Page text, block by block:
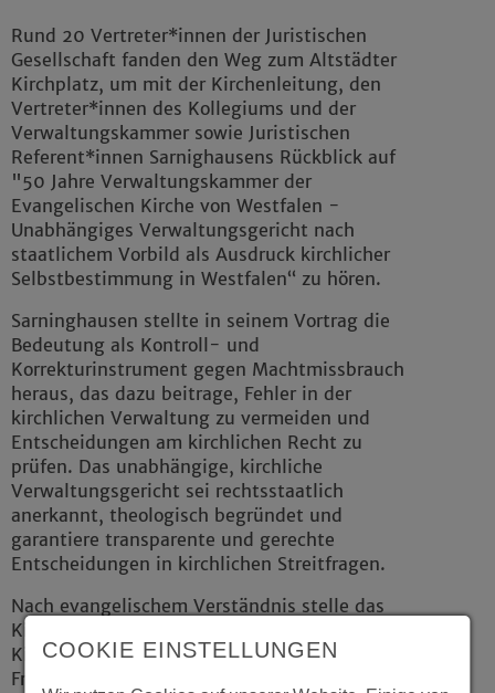
Rund 20 Vertreter*innen der Juristischen
Gesellschaft fanden den Weg zum Altstädter
Kirchplatz, um mit der Kirchenleitung, den
Vertreter*innen des Kollegiums und der
Verwaltungskammer sowie Juristischen
Referent*innen Sarnighausens Rückblick auf
"50 Jahre Verwaltungskammer der
Evangelischen Kirche von Westfalen -
Unabhängiges Verwaltungsgericht nach
staatlichem Vorbild als Ausdruck kirchlicher
Selbstbestimmung in Westfalen“ zu hören.
Sarninghausen stellte in seinem Vortrag die
Bedeutung als Kontroll- und
Korrekturinstrument gegen Machtmissbrauch
heraus, das dazu beitrage, Fehler in der
kirchlichen Verwaltung zu vermeiden und
Entscheidungen am kirchlichen Recht zu
prüfen. Das unabhängige, kirchliche
Verwaltungsgericht sei rechtsstaatlich
anerkannt, theologisch begründet und
garantiere transparente und gerechte
Entscheidungen in kirchlichen Streitfragen.
Nach evangelischem Verständnis stelle das
Kirchenrecht keinen Gegensatz zum Wesen der
Kirche dar, sondern schaffe eine Ordnung, die
Frieden, Gerechtigkeit und Transparenz sichern
COOKIE EINSTELLUNGEN